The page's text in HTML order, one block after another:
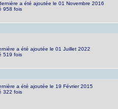
a été ajoutée le 01 Novembre 2016
958 fois
a été ajoutée le 01 Juillet 2022
519 fois
a été ajoutée le 19 Février 2015
322 fois